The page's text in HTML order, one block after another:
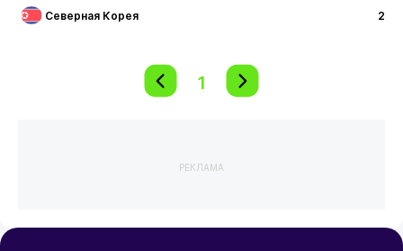
Северная Корея 2
1
РЕКЛАМА